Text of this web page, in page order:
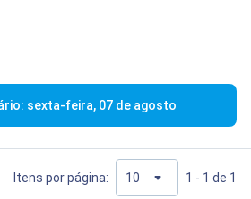
sexta-feira, 07 de agosto
Itens por página: 1 - 1 de 1